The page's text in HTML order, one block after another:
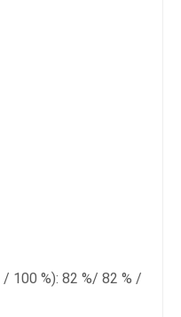
100 %): 82 %/ 82 % /